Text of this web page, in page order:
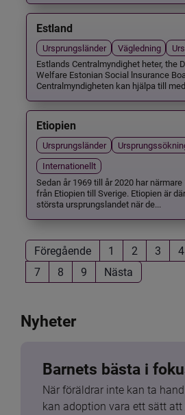
Estland
Ursprungsländer Vägledning
Estlands Centralmyndighet heter, the
Welfare Estonian Social lnsurance
Centralmyndigheten kan hjälpa till
Etiopien
Ursprungsländer
Internationellt
Sedan år 1969 till år 2020 har
från Etiopien till Sverige. Etiopien är
största ursprungslandet när de...
Föregående 1 2 3 4
7
8 9 Nästa
Nyheter
Barnets bästa i
När föräldrar inte kan ta
kan adoption vara ett sätt att